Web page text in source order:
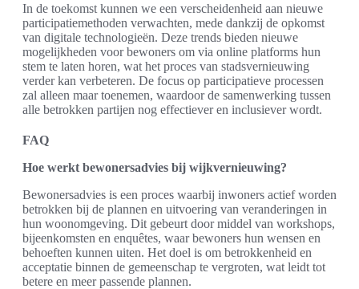
In de toekomst kunnen we een verscheidenheid aan nieuwe
participatiemethoden verwachten, mede dankzij de opkomst
van digitale technologieën. Deze trends bieden nieuwe
mogelijkheden voor bewoners om via online platforms hun
stem te laten horen, wat het proces van stadsvernieuwing
verder kan verbeteren. De focus op participatieve processen
zal alleen maar toenemen, waardoor de samenwerking tussen
alle betrokken partijen nog effectiever en inclusiever wordt.
FAQ
Hoe werkt bewonersadvies bij wijkvernieuwing?
Bewonersadvies is een proces waarbij inwoners actief worden
betrokken bij de plannen en uitvoering van veranderingen in
hun woonomgeving. Dit gebeurt door middel van workshops,
bijeenkomsten en enquêtes, waar bewoners hun wensen en
behoeften kunnen uiten. Het doel is om betrokkenheid en
acceptatie binnen de gemeenschap te vergroten, wat leidt tot
betere en meer passende plannen.